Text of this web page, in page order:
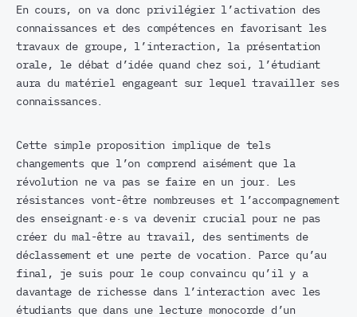
En cours, on va donc privilégier l’activation des
connaissances et des compétences en favorisant les
travaux de groupe, l’interaction, la présentation
orale, le débat d’idée quand chez soi, l’étudiant
aura du matériel engageant sur lequel travailler ses
connaissances.
Cette simple proposition implique de tels
changements que l’on comprend aisément que la
révolution ne va pas se faire en un jour. Les
résistances vont-être nombreuses et l’accompagnement
des enseignant·e·s va devenir crucial pour ne pas
créer du mal-être au travail, des sentiments de
déclassement et une perte de vocation. Parce qu’au
final, je suis pour le coup convaincu qu’il y a
davantage de richesse dans l’interaction avec les
étudiants que dans une lecture monocorde d’un